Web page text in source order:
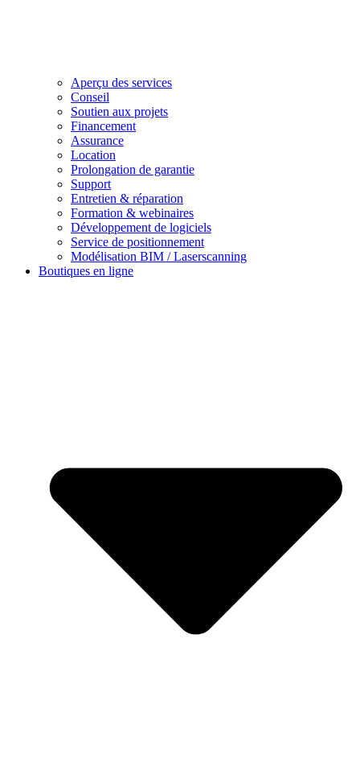
Aperçu des services
Conseil
Soutien aux projets
Financement
Assurance
Location
Prolongation de garantie
Support
Entretien & réparation
Formation & webinaires
Développement de logiciels
Service de positionnement
Modélisation BIM / Laserscanning
Boutiques en ligne